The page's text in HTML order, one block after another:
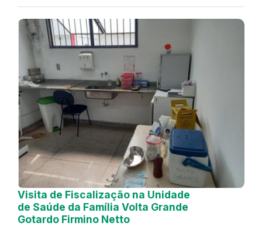
Visita de Fiscalização na Unidade
de Saúde da Família Volta Grande
Gotardo Firmino Netto